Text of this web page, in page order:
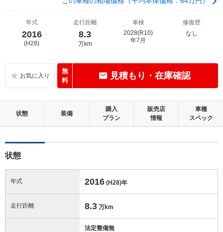
年式
2016
(H28)
走行距離
8.3
万km
車検
2028(R10)
年7月
修復歴
なし
無
料
見積もり・在庫確認
状態 装備
購入
プラン
販売店
情報
車種
スペック
状態
年式 2016 (H28)年
走行距離 8.3 万km
法定整備無